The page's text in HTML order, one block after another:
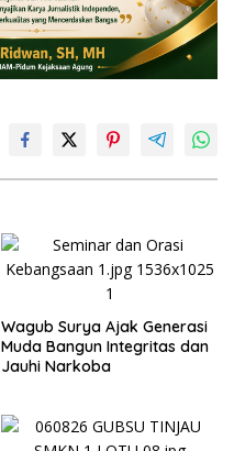
Wagub Surya Ajak Generasi
Muda Bangun Integritas dan
Jauhi Narkoba